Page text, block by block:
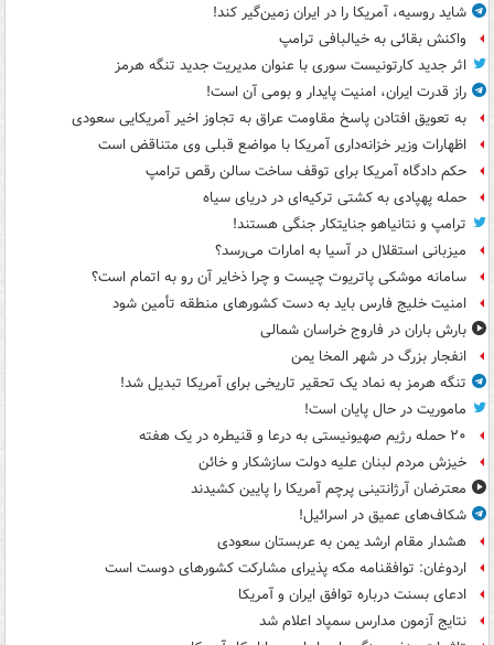
شاید روسیه، آمریکا را در ایران زمین‌گیر کند!
واکنش بقائی به خیالبافی ترامپ
اثر جدید کارتونیست سوری با عنوان مدیریت جدید تنگه هرمز
راز قدرت ایران، امنیت پایدار و بومی آن است!
به تعویق افتادن پاسخ مقاومت عراق به تجاوز اخیر آمریکایی سعودی
اظهارات وزیر خزانه‌داری آمریکا با مواضع قبلی وی متناقض است
حکم دادگاه آمریکا برای توقف ساخت سالن رقص ترامپ
حمله پهپادی به کشتی ترکیه‌ای در دریای سیاه
ترامپ و نتانیاهو جنایتکار جنگی هستند!
میزبانی استقلال در آسیا به امارات می‌رسد؟
سامانه موشکی پاتریوت چیست و چرا ذخایر آن رو به اتمام است؟
امنیت خلیج فارس باید به دست کشورهای منطقه تأمین شود
بارش باران در فاروج خراسان شمالی
انفجار بزرگ در شهر المخا یمن
تنگه هرمز به نماد یک تحقیر تاریخی برای آمریکا تبدیل شد!
ماموریت در حال پایان است!
۲۰ حمله رژیم صهیونیستی به درعا و قنیطره در یک هفته
خیزش مردم لبنان علیه دولت سازشکار و خائن
معترضان آرژانتینی پرچم آمریکا را پایین کشیدند
شکاف‌های عمیق در اسرائیل!
هشدار مقام ارشد یمن به عربستان سعودی
اردوغان: توافقنامه مکه پذیرای مشارکت کشورهای دوست است
ادعای بسنت درباره توافق ایران و آمریکا
نتایج آزمون مدارس سمپاد اعلام شد